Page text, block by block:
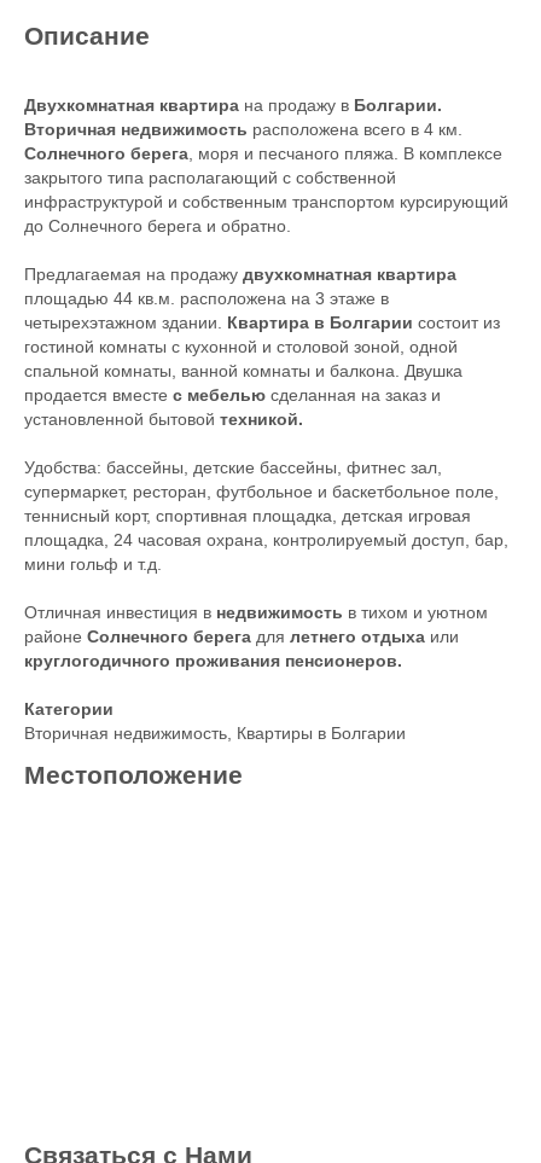
Описание
Двухкомнатная квартира на продажу в Болгарии.
Вторичная недвижимость расположена всего в 4 км.
Солнечного берега, моря и песчаного пляжа. В комплексе
закрытого типа располагающий с собственной
инфраструктурой и собственным транспортом курсирующий
до Солнечного берега и обратно.
Предлагаемая на продажу двухкомнатная квартира
площадью 44 кв.м. расположена на 3 этаже в
четырехэтажном здании. Квартира в Болгарии состоит из
гостиной комнаты с кухонной и столовой зоной, одной
спальной комнаты, ванной комнаты и балкона. Двушка
продается вместе с мебелью сделанная на заказ и
установленной бытовой техникой.
Удобства: бассейны, детские бассейны, фитнес зал,
супермаркет, ресторан, футбольное и баскетбольное поле,
теннисный корт, спортивная площадка, детская игровая
площадка, 24 часовая охрана, контролируемый доступ, бар,
мини гольф и т.д.
Отличная инвестиция в недвижимость в тихом и уютном
районе Солнечного берега для летнего отдыха или
круглогодичного проживания пенсионеров.
Категории
Вторичная недвижимость, Квартиры в Болгарии
Местоположение
Связаться с Нами